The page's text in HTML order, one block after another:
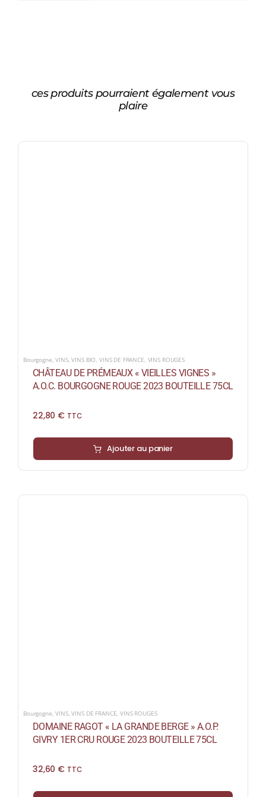
ces produits pourraient également vous
plaire
Bourgogne,VINS,VINS BIO, VINS DE FRANCE, VINS ROUGES
CHÂTEAU DE PRÉMEAUX « VIEILLES VIGNES »
A.O.C. BOURGOGNE ROUGE 2023 BOUTEILLE 75CL
22,80 € TTC
Ajouter au panier
Bourgogne,VINS,VINS DE FRANCE,VINS ROUGES
DOMAINE RAGOT « LA GRANDE BERGE » A.O.P.
GIVRY 1ER CRU ROUGE 2023 BOUTEILLE 75CL
32,60 € TTC